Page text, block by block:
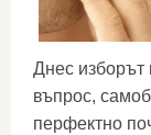
Днес изборът
въпрос,
перфектно